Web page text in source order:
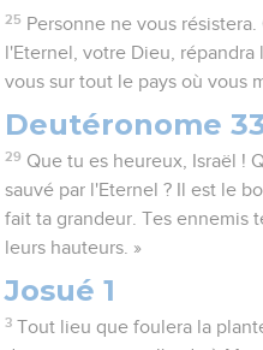
25 Personne ne vous résistera.
l'Eternel, votre Dieu,
vous sur tout le pays où vous
Deutéronome
29 Que tu es heureux, Israël !
sauvé par l'Eternel ? Il est le
fait ta grandeur. Tes ennemis
leurs hauteurs. »
Josué 1
3 Tout lieu que foulera la